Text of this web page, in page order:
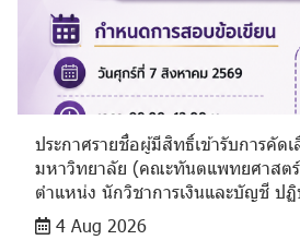
ประกาศรายชื่อผู้มีสิทธิ์เข้ารับการคัด
มหาวิทยาลัย (คณะทันตแพทยศาสต
ตำแหน่ง นักวิชาการเงินและบัญชี ป
4 Aug 2026